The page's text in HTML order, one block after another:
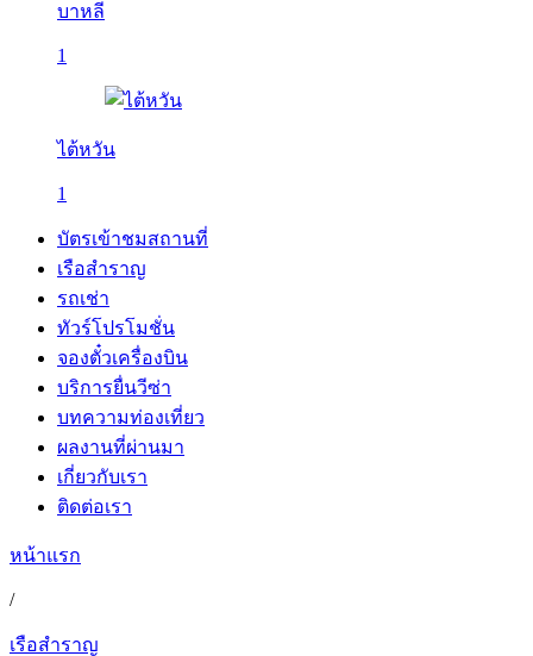
บาหลี
1
ไต้หวัน
1
บัตรเข้าชมสถานที่
เรือสำราญ
รถเช่า
ทัวร์โปรโมชั่น
จองตั๋วเครื่องบิน
บริการยื่นวีซ่า
บทความท่องเที่ยว
ผลงานที่ผ่านมา
เกี่ยวกับเรา
ติดต่อเรา
หน้าแรก
/
เรือสำราญ